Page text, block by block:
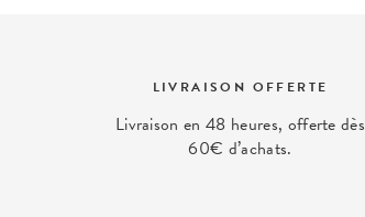
LIVRAISON OFFERTE
Livraison en 48 heures, offerte dès
60€ d’achats.